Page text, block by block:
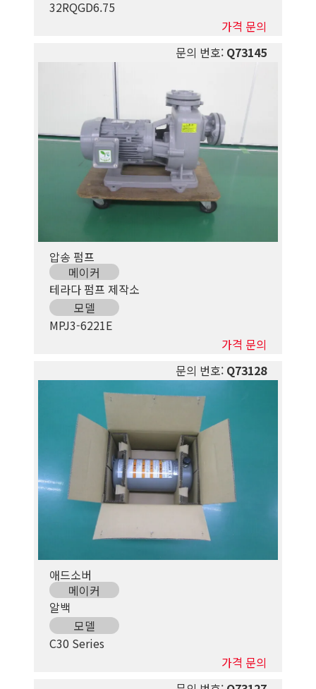
32RQGD6.75
가격 문의
문의 번호:Q73145
압송 펌프
메이커
테라다 펌프 제작소
모델
MPJ3-6221E
가격 문의
문의 번호:Q73128
애드소버
메이커
알백
모델
C30 Series
가격 문의